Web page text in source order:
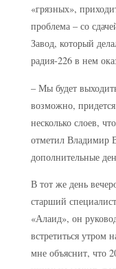
«грязных»,
проблема – со
Завод, который
радия-226 в нем
– Мы будет
возможно,
несколько слоев,
отметил Владимир
дополнительные
В тот же день
старший
«Алаид», он
встретиться
мне объяснит, что